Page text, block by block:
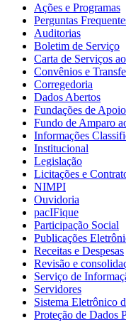
Ações e Programas
Perguntas
Auditorias
Boletim de Serviço
Carta de Serviços
Convênios e
Corregedoria
Dados Abertos
Fundações de Apoio
Fundo de Amparo
Informações
Institucional
Legislação
Licitações e
NIMPI
Ouvidoria
pacIFique
Participação Social
Publicações
Receitas e Despesas
Revisão e
Serviço de
Servidores
Sistema Eletrônico
Proteção de Dados